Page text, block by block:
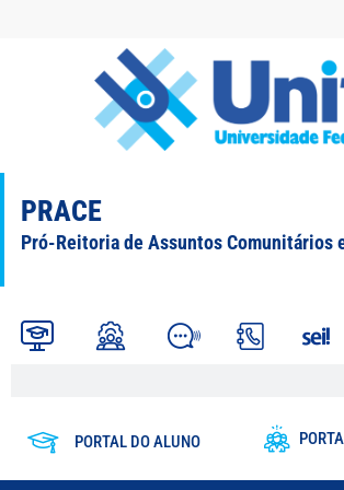
PRACE
Pró-Reitoria de Assuntos Comunitários
PORTAL DO ALUNO